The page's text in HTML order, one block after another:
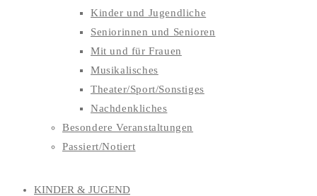
Kinder und Jugendliche
Seniorinnen und Senioren
Mit und für Frauen
Musikalisches
Theater/Sport/Sonstiges
Nachdenkliches
Besondere Veranstaltungen
Passiert/Notiert
KINDER & JUGEND